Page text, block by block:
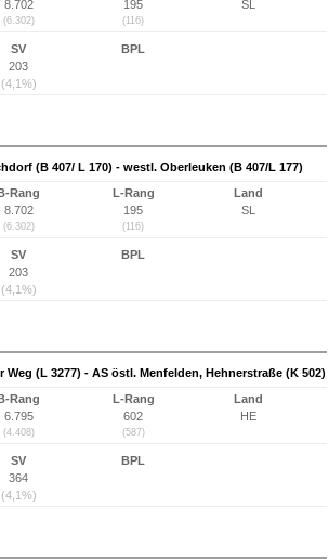
8.702
(6.302)
195
(116)
SL
SV
203
(4,1%)
BPL
(B 407/ L 170) - westl. Oberleuken (B 407/L 177)
B-Rang
8.702
(6.302)
L-Rang
195
(116)
Land
SL
SV
203
(4,1%)
BPL
Weg (L 3277) - AS östl. Menfelden, Hehnerstraße (K 502)
B-Rang
6.795
(4.408)
L-Rang
602
(587)
Land
HE
SV
364
(4,1%)
BPL